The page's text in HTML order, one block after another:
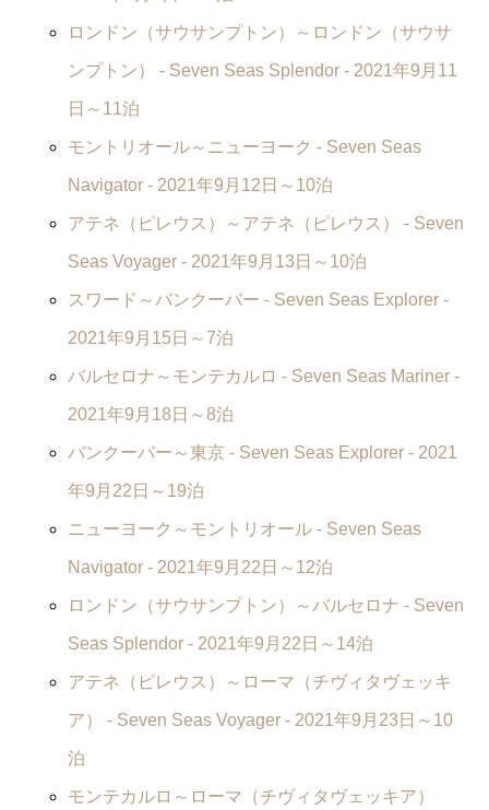
ロンドン（サウサンプトン）～ロンドン（サウサ
ンプトン） - Seven Seas Splendor- 2021年9月11
日～11泊
モントリオール～ニューヨーク - Seven Seas
Navigator- 2021年9月12日～10泊
アテネ（ピレウス）～アテネ（ピレウス） - Seven
Seas Voyager- 2021年9月13日～10泊
スワード～バンクーバー - Seven Seas Explorer-
2021年9月15日～7泊
バルセロナ～モンテカルロ - Seven Seas Mariner-
2021年9月18日～8泊
バンクーバー～東京 - Seven Seas Explorer- 2021
年9月22日～19泊
ニューヨーク～モントリオール - Seven Seas
Navigator- 2021年9月22日～12泊
ロンドン（サウサンプトン）～バルセロナ - Seven
Seas Splendor- 2021年9月22日～14泊
アテネ（ピレウス）～ローマ（チヴィタヴェッキ
ア） - Seven Seas Voyager- 2021年9月23日～10
泊
モンテカルロ～ローマ（チヴィタヴェッキア）